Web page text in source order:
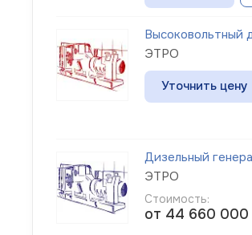
Высоковольтный
ЭТРО
Уточнить цену
Дизельный
ЭТРО
Стоимость:
от 44 660 000